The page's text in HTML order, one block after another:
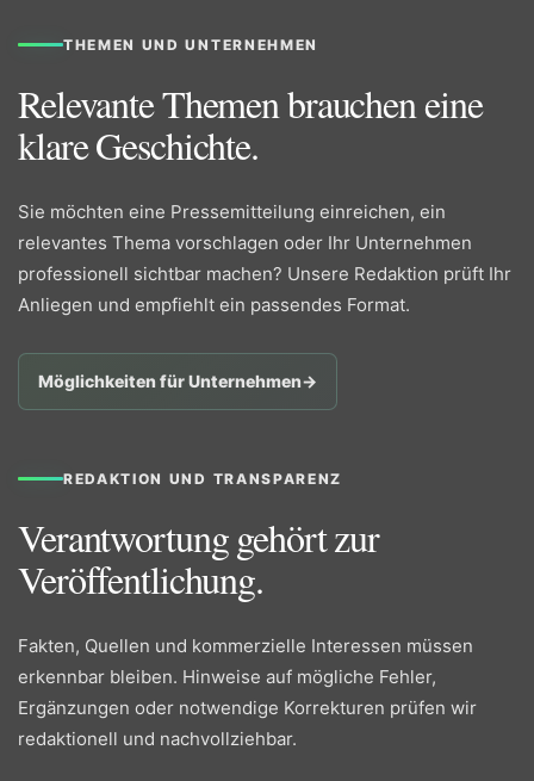
THEMEN UND UNTERNEHMEN
Relevante Themen brauchen eine
klare Geschichte.
Sie möchten eine Pressemitteilung einreichen, ein
relevantes Thema vorschlagen oder Ihr Unternehmen
professionell sichtbar machen? Unsere Redaktion prüft Ihr
Anliegen und empfiehlt ein passendes Format.
Möglichkeiten für Unternehmen→
REDAKTION UND TRANSPARENZ
Verantwortung gehört zur
Veröffentlichung.
Fakten, Quellen und kommerzielle Interessen müssen
erkennbar bleiben. Hinweise auf mögliche Fehler,
Ergänzungen oder notwendige Korrekturen prüfen wir
redaktionell und nachvollziehbar.